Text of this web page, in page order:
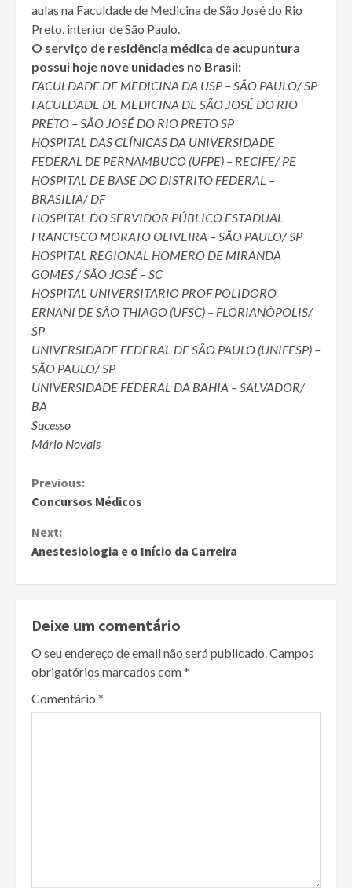
aulas na Faculdade de Medicina de São José do Rio
Preto, interior de São Paulo.
O serviço de residência médica de acupuntura
possui hoje nove unidades no Brasil:
FACULDADE DE MEDICINA DA USP – SÃO PAULO/ SP
FACULDADE DE MEDICINA DE SÃO JOSÉ DO RIO
PRETO – SÃO JOSÉ DO RIO PRETO SP
HOSPITAL DAS CLÍNICAS DA UNIVERSIDADE
FEDERAL DE PERNAMBUCO (UFPE) – RECIFE/ PE
HOSPITAL DE BASE DO DISTRITO FEDERAL –
BRASILIA/ DF
HOSPITAL DO SERVIDOR PÚBLICO ESTADUAL
FRANCISCO MORATO OLIVEIRA – SÃO PAULO/ SP
HOSPITAL REGIONAL HOMERO DE MIRANDA
GOMES / SÃO JOSÉ – SC
HOSPITAL UNIVERSITARIO PROF POLIDORO
ERNANI DE SÃO THIAGO (UFSC) – FLORIANÓPOLIS/
SP
UNIVERSIDADE FEDERAL DE SÃO PAULO (UNIFESP) –
SÃO PAULO/ SP
UNIVERSIDADE FEDERAL DA BAHIA – SALVADOR/
BA
Sucesso
Mário Novais
Continue
Previous:
Concursos Médicos
Next:
Anestesiologia e o Início da Carreira
Deixe um comentário
O seu endereço de email não será publicado.Campos
obrigatórios marcados com*
Comentário *